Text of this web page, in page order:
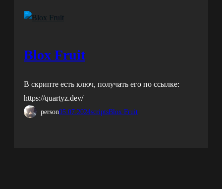
Blox Fruit
В скрипте есть ключ, получать его по ссылке:
https://quartyz.dev/
person05.07.2024scriptsBlox Fruit